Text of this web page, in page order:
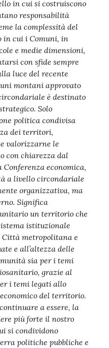
in cui si costruiscono
responsabilità
la complessità del
in cui i Comuni, in
e medie dimensioni,
con sfide sempre
luce del recente
montani approvato
è destinato
Solo
politica condivisa
dei territori,
valorizzarne le
con chiarezza dal
economica,
a livello circondariale
organizzativa, ma
Significa
un territorio che
istituzionale
Città metropolitana e
e all’altezza delle
sia per i temi
grazie al
i temi legati allo
del territorio.
a essere, la
più forte il nostro
si condividono
politiche pubbliche e